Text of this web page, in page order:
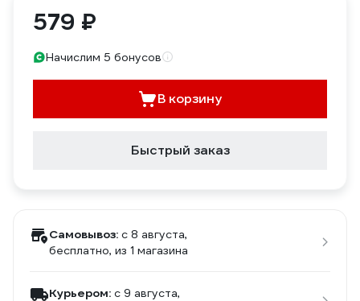
579 ₽
Начислим 5 бонусов
В корзину
Быстрый заказ
Самовывоз: c 8 августа,
бесплатно, из 1 магазина
Курьером: c 9 августа,